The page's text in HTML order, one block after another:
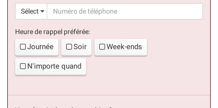
Sélect
Heure de rappel préférée:
Journée Soir Week-ends
N'importe quand